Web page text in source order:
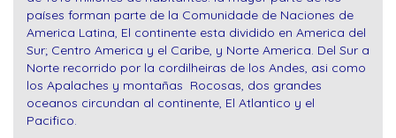
países forman parte de la Comunidade de Naciones de
America Latina, El continente esta dividido en America del
Sur; Centro America y el Caribe, y Norte America. Del Sur a
Norte recorrido por la cordilheiras de los Andes, asi como
los Apalaches y montañas Rocosas, dos grandes
oceanos circundan al continente, El Atlantico y el
Pacifico.